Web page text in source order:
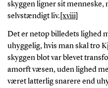
skyggen ligner sit menneske,
selvstændigt liv. [xviii]
Det er netop billedets lighed
uhyggelig, hvis man skal tro
skyggen blot var blevet
amorft væsen, uden lighed
været latterlig snarere end